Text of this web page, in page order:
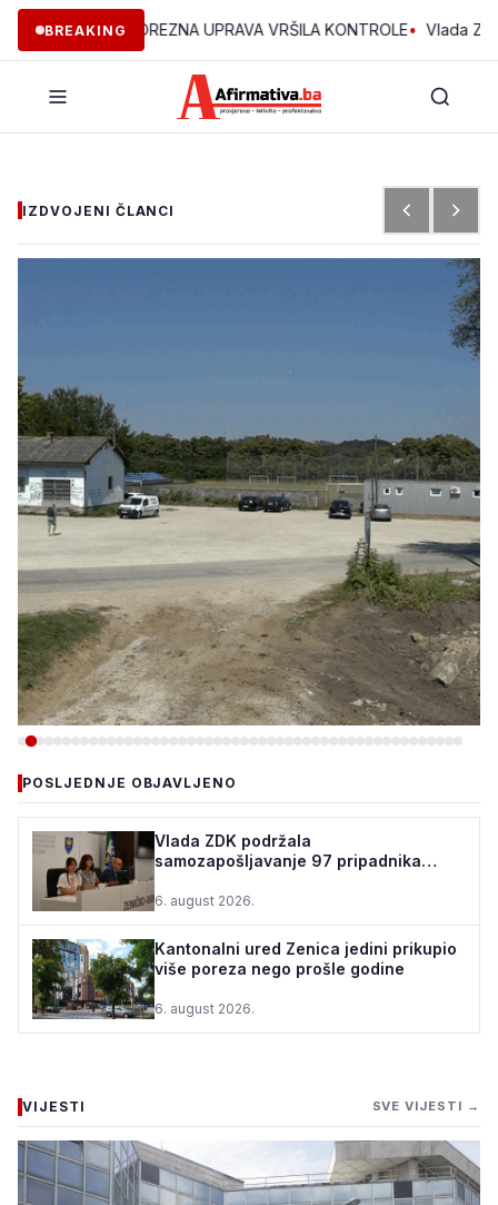
BREAKING
JE POREZNA UPRAVA VRŠILA KONTROLE• Vlada ZDK
IZDVOJENI ČLANCI
TEŠANJ I USORA OSIGURALI
160.000 POČETNIH ULAGANJA
ZA STADION „TOPOLIK“
5. august 2026.•160 pregleda
POSLJEDNJE OBJAVLJENO
Vlada ZDK podržala
samozapošljavanje 97 pripadnika
podrž...
6. august 2026.
Kantonalni ured Zenica jedini prikupio
više poreza nego prošle godine
6. august 2026.
VIJESTI SVE VIJESTI →